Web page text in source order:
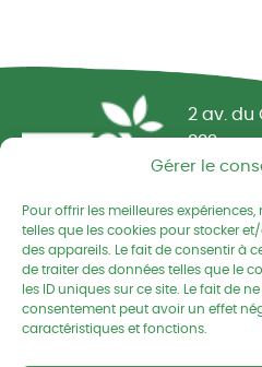
Gérer le
Pour offrir les meilleures
telles que les cookies pour stocker
des appareils. Le fait de consentir à
de traiter des données telles que le
les ID uniques sur ce site. Le fait de
consentement peut avoir un effet
caractéristiques et fonctions.
Réseau CIVAM -
2 av. du
332
22190
02 96